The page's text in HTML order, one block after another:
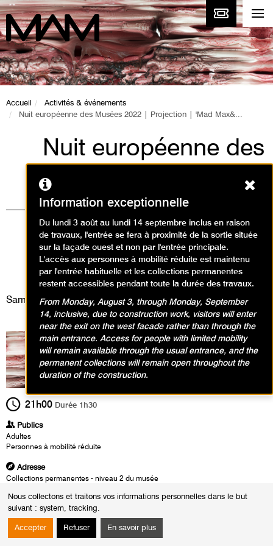
Nous collectons et traitons vos informations personnelles dans le but
suivant : system, tracking.
Accepter Refuser En savoir plus
Accueil
Activités & événements
Nuit européenne des Musées 2022 | Projection | 'Mad Max&...
Nuit européenne des
Musées 2022 |
Projection | 'Mad
Max' de George
Miller
Événement / Cinéma
Samedi 14 mai 2022
21h00 Durée 1h30
Publics
Adultes
Personnes à mobilité réduite
Adresse
Collections permanentes - niveau 2 du musée
Heures
Le : Samedi 14 mai 2022 de 21h00 à 22h30
À l'occasion de la Nuit européenne des Musées 2022 et dans la cadre de
Information exceptionnelle
Du lundi 3 août au lundi 14 septembre inclus en raison
de travaux, l'entrée se fera à proximité de la sortie située
sur la façade ouest et non par l'entrée principale.
L'accès aux personnes à mobilité réduite est maintenu
par l'entrée habituelle et les collections permanentes
restent accessibles pendant toute la durée des travaux.
From Monday, August 3, through Monday, September
14, inclusive, due to construction work, visitors will enter
near the exit on the west facade rather than through the
main entrance. Access for people with limited mobility
will remain available through the usual entrance, and the
permanent collections will remain open throughout the
duration of the construction.